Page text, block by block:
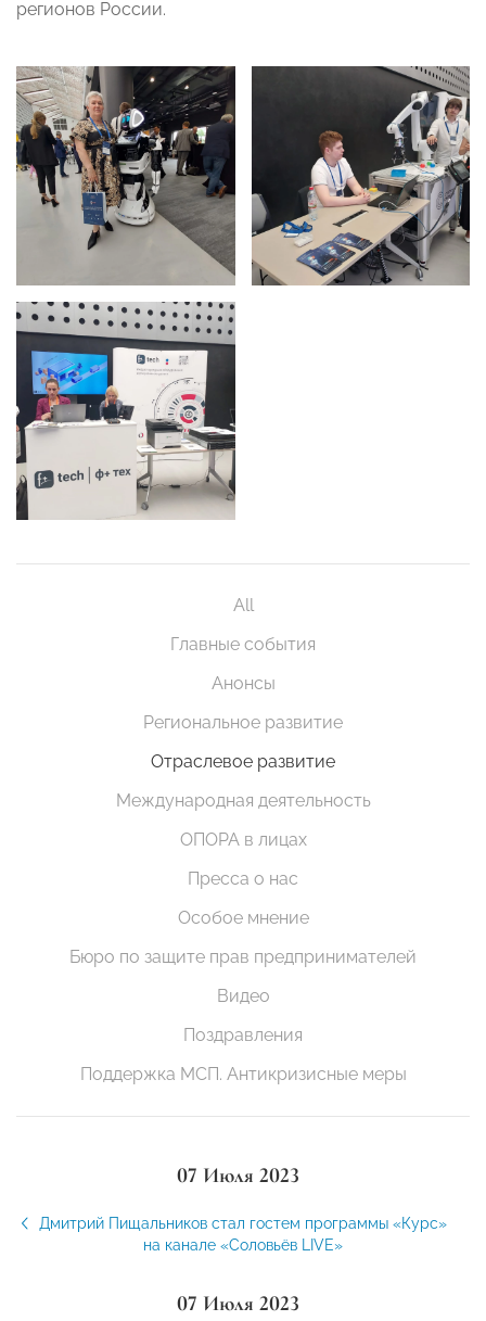
регионов России.
All
Главные события
Анонсы
Региональное развитие
Отраслевое развитие
Международная деятельность
ОПОРА в лицах
Пресса о нас
Особое мнение
Бюро по защите прав предпринимателей
Видео
Поздравления
Поддержка МСП. Антикризисные меры
07 Июля 2023
Дмитрий Пищальников стал гостем программы «Курс»
на канале «Соловьёв LIVE»
07 Июля 2023